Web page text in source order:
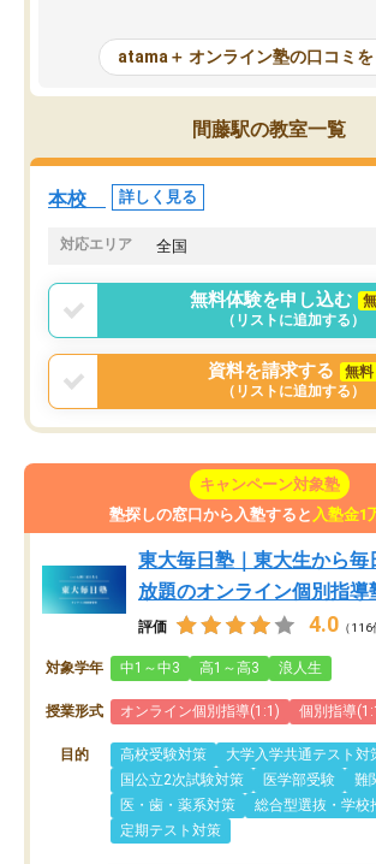
が、自分で自分の管理ができない人に
とっては難しい部分もあるのではない
かと思った。
atama＋ オンライン塾の口コミ
間藤駅の教室一覧
本校 詳しく見る
対応エリア 全国
無料体験を申し込む
（リストに追加する）
資料を請求する
無料
（リストに追加する）
キャンペーン対象塾
塾探しの窓口から入塾すると 入塾金1
東大毎日塾｜東大生から毎
放題のオンライン個別指導
評価 4.0 （116
対象学年 中1～中3 高1～高3 浪人生
授業形式 オンライン個別指導(1:1) 個別指導
目的 高校受験対策
大学入学共通テスト対
国公立2次試験対策
医学部受験
難
医・歯・薬系対策
総合型選抜・学校
定期テスト対策